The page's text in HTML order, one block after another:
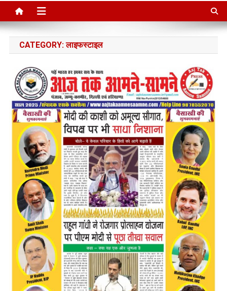
CATEGORY:लाइफस्टाइल